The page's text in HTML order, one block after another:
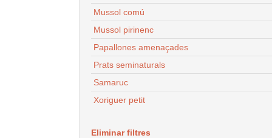
Mussol comú
Mussol pirinenc
Papallones amenaçades
Prats seminaturals
Samaruc
Xoriguer petit
Eliminar filtres